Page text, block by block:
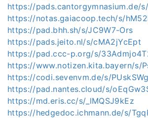
https://pads.cantorgymnasium.de/
https://notas.gaiacoop.tech/s/
https://pad.bhh.sh/s/JC9W7-Ors
https://pads.jeito.nl/s/cMA2jYcEpt
https://pad.ccc-p.org/s/
https://www.notizen.kita.bayern/s/
https://codi.sevenvm.de/s/
https://pad.nantes.cloud/s/
https://md.eris.cc/s/_lMQSJ9kEz
https://hedgedoc.ichmann.de/s/